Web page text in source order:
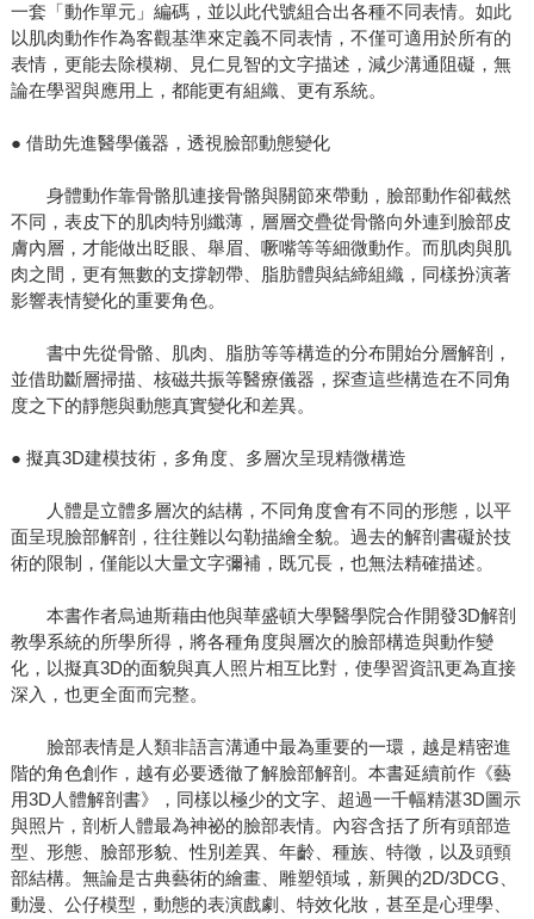
一套「動作單元」編碼，並以此代號組合出各種不同表情。如此
以肌肉動作作為客觀基準來定義不同表情，不僅可適用於所有的
表情，更能去除模糊、見仁見智的文字描述，減少溝通阻礙，無
論在學習與應用上，都能更有組織、更有系統。
● 借助先進醫學儀器，透視臉部動態變化
身體動作靠骨骼肌連接骨骼與關節來帶動，臉部動作卻截然
不同，表皮下的肌肉特別纖薄，層層交疊從骨骼向外連到臉部皮
膚內層，才能做出眨眼、舉眉、噘嘴等等細微動作。而肌肉與肌
肉之間，更有無數的支撐韌帶、脂肪體與結締組織，同樣扮演著
影響表情變化的重要角色。
書中先從骨骼、肌肉、脂肪等等構造的分布開始分層解剖，
並借助斷層掃描、核磁共振等醫療儀器，探查這些構造在不同角
度之下的靜態與動態真實變化和差異。
● 擬真3D建模技術，多角度、多層次呈現精微構造
人體是立體多層次的結構，不同角度會有不同的形態，以平
面呈現臉部解剖，往往難以勾勒描繪全貌。過去的解剖書礙於技
術的限制，僅能以大量文字彌補，既冗長，也無法精確描述。
本書作者烏迪斯藉由他與華盛頓大學醫學院合作開發3D解剖
教學系統的所學所得，將各種角度與層次的臉部構造與動作變
化，以擬真3D的面貌與真人照片相互比對，使學習資訊更為直接
深入，也更全面而完整。
臉部表情是人類非語言溝通中最為重要的一環，越是精密進
階的角色創作，越有必要透徹了解臉部解剖。本書延續前作《藝
用3D人體解剖書》，同樣以極少的文字、超過一千幅精湛3D圖示
與照片，剖析人體最為神祕的臉部表情。內容含括了所有頭部造
型、形態、臉部形貌、性別差異、年齡、種族、特徵，以及頭頸
部結構。無論是古典藝術的繪畫、雕塑領域，新興的2D/3DCG、
動漫、公仔模型，動態的表演戲劇、特效化妝，甚至是心理學、